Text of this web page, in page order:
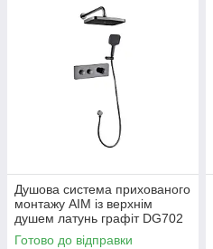
Душова система прихованого
монтажу AIM із верхнім
душем латунь графіт DG702
gun grey
Готово до відправки